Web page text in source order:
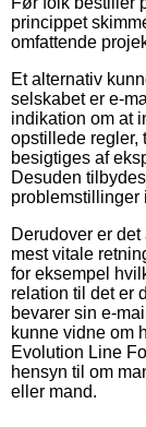
princippet
omfattende
Et alternativ
selskabet er e-
indikation om at
opstillede regler,
besigtiges af
Desuden
problemstillinger
Derudover er
mest vitale
for eksempel
relation til det er
bevarer sin e-
kunne vidne om
Evolution Line
hensyn til om
eller mand.